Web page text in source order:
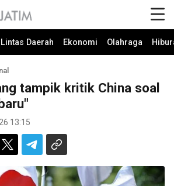
Lintas Daerah Ekonomi Olahraga
tampik kritik China soal
13:15